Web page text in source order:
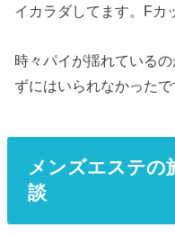
イカラダしてます。Fカ
時々パイが揺れている
ずにはいられなかったで
メンズエステの
談